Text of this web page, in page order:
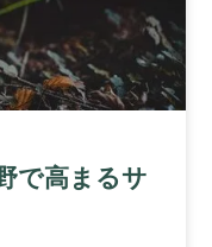
で高まるサ